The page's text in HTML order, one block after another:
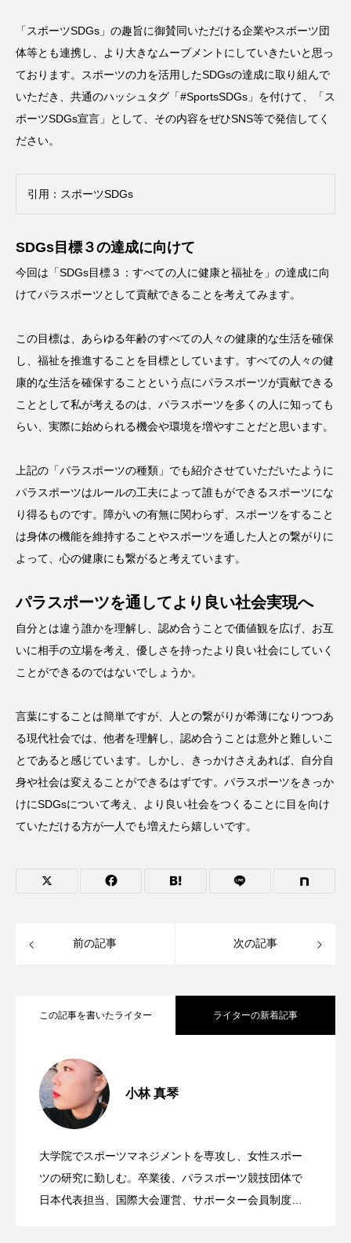
「スポーツSDGs」の趣旨に御賛同いただける企業やスポーツ団
体等とも連携し、より大きなムーブメントにしていきたいと思っ
ております。スポーツの力を活用したSDGsの達成に取り組んで
いただき、共通のハッシュタグ「#SportsSDGs」を付けて、「ス
ポーツSDGs宣言」として、その内容をぜひSNS等で発信してく
ださい。
引用： スポーツSDGs
SDGs目標３の達成に向けて
今回は「SDGs目標３：すべての人に健康と福祉を」の達成に向
けてパラスポーツとして貢献できることを考えてみます。
この目標は、あらゆる年齢のすべての人々の健康的な生活を確保
し、福祉を推進することを目標としています。すべての人々の健
康的な生活を確保することという点にパラスポーツが貢献できる
こととして私が考えるのは、パラスポーツを多くの人に知っても
らい、実際に始められる機会や環境を増やすことだと思います。
上記の「パラスポーツの種類」でも紹介させていただいたように
パラスポーツはルールの工夫によって誰もができるスポーツにな
り得るものです。障がいの有無に関わらず、スポーツをすること
は身体の機能を維持することやスポーツを通した人との繋がりに
よって、心の健康にも繋がると考えています。
パラスポーツを通してより良い社会実現へ
自分とは違う誰かを理解し、認め合うことで価値観を広げ、お互
いに相手の立場を考え、優しさを持ったより良い社会にしていく
ことができるのではないでしょうか。
言葉にすることは簡単ですが、人との繋がりが希薄になりつつあ
る現代社会では、他者を理解し、認め合うことは意外と難しいこ
とであると感じています。しかし、きっかけさえあれば、自分自
身や社会は変えることができるはずです。パラスポーツをきっか
けにSDGsについて考え、より良い社会をつくることに目を向け
ていただける方が一人でも増えたら嬉しいです。
前の記事 次の記事
この記事を書いたライター ライターの新着記事
小林 真琴
大学院でスポーツマネジメントを専攻し、女性スポー
ツの研究に勤しむ。卒業後、パラスポーツ競技団体で
日本代表担当、国際大会運営、サポーター会員制度構
2021.12.18
実現へ
2021.08.20
もがいつでもどこでも続けたい運動習慣
2021.08.17 動物由来成分不使用のヴィーガンコスメ